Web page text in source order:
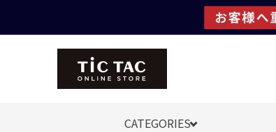
CATEGORIES